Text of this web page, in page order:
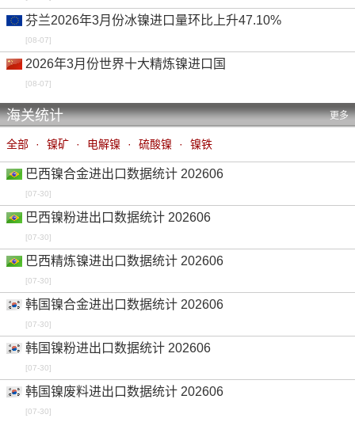
芬兰2026年3月份冰镍进口量环比上升47.10%
[08-07]
2026年3月份世界十大精炼镍进口国
[08-07]
海关统计 更多
全部 · 镍矿 · 电解镍 · 硫酸镍 · 镍铁
巴西镍合金进出口数据统计 202606
[07-30]
巴西镍粉进出口数据统计 202606
[07-30]
巴西精炼镍进出口数据统计 202606
[07-30]
韩国镍合金进出口数据统计 202606
[07-30]
韩国镍粉进出口数据统计 202606
[07-30]
韩国镍废料进出口数据统计 202606
[07-30]